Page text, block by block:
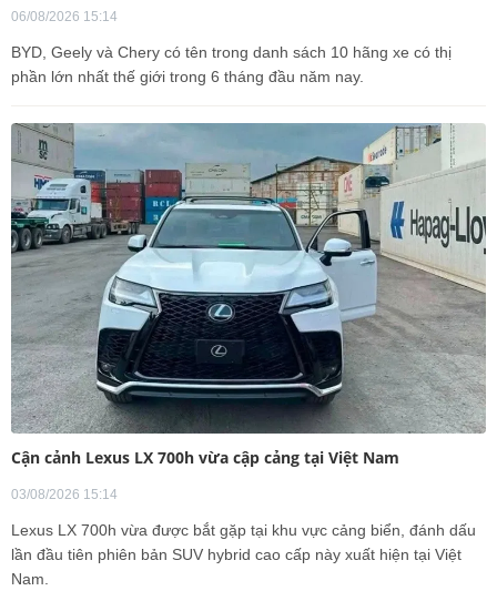
06/08/2026 15:14
BYD, Geely và Chery có tên trong danh sách 10 hãng xe có thị
phần lớn nhất thế giới trong 6 tháng đầu năm nay.
Cận cảnh Lexus LX 700h vừa cập cảng tại Việt Nam
03/08/2026 15:14
Lexus LX 700h vừa được bắt gặp tại khu vực cảng biển, đánh dấu
lần đầu tiên phiên bản SUV hybrid cao cấp này xuất hiện tại Việt
Nam.